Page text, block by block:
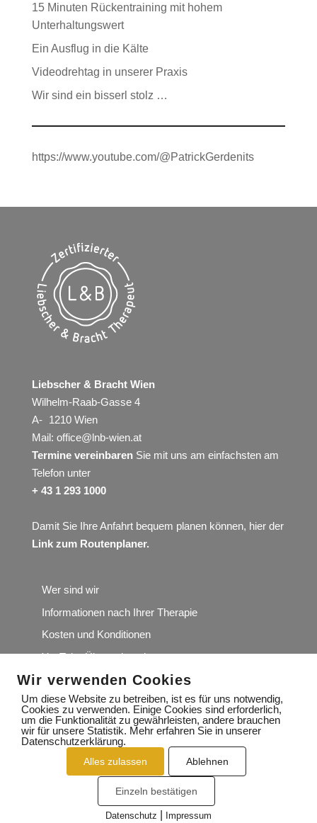
15 Minuten Rückentraining mit hohem
Unterhaltungswert
Ein Ausflug in die Kälte
Videodrehtag in unserer Praxis
Wir sind ein bisserl stolz …
https://www.youtube.com/@PatrickGerdenits
Liebscher & Bracht Wien
Wilhelm-Raab-Gasse 4
A- 1210 Wien
Mail: office@lnb-wien.at
Termine vereinbarenSie mit uns am einfachsten am
Telefon unter
+ 43 1 293 1000
Damit Sie Ihre Anfahrt bequem planen können, hier der
Link zum Routenplaner.
Wer sind wir
Informationen nach Ihrer Therapie
Kosten und Konditionen
YouTube Übungskanal
Wir würden uns über Ihre Google-Rezension sehr
freuen
DATENSCHUTZERKLÄRUNG
KONTAKT
Wir verwenden Cookies
Um diese Website zu betreiben, ist es für uns notwendig,
Cookies zu verwenden. Einige Cookies sind erforderlich,
um die Funktionalität zu gewährleisten, andere brauchen
wir für unsere Statistik. Mehr erfahren Sie in unserer
Datenschutzerklärung.
Alles zulassen Ablehnen
Einzeln bestätigen
Datenschutz Impressum